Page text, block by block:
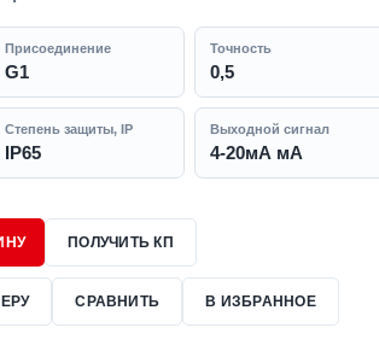
Присоединение
G1
Точность
0,5
Степень защиты, IP
IP65
Выходной сигнал
4-20мА мА
ПОЛУЧИТЬ КП
СРАВНИТЬ В ИЗБРАННОЕ